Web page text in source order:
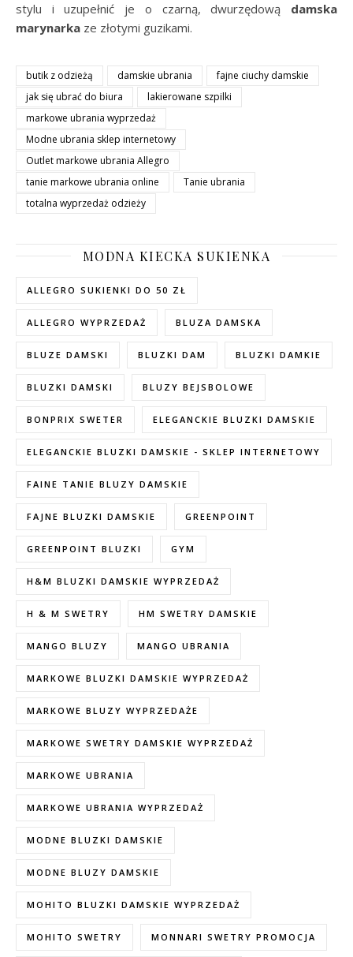
stylu i uzupełnić je o czarną, dwurzędową damska
marynarka ze złotymi guzikami.
butik z odzieżą damskie ubrania
fajne ciuchy damskie
jak się ubrać do biura
lakierowane szpilki
markowe ubrania wyprzedaż
Modne ubrania sklep internetowy
Outlet markowe ubrania Allegro
tanie markowe ubrania online
Tanie ubrania
totalna wyprzedaż odzieży
MODNA KIECKA SUKIENKA
ALLEGRO SUKIENKI DO 50 ZŁ
ALLEGRO WYPRZEDAŻ BLUZA DAMSKA
BLUZE DAMSKI BLUZKI DAM BLUZKI DAMKIE
BLUZKI DAMSKI BLUZY BEJSBOLOWE
BONPRIX SWETER ELEGANCKIE BLUZKI DAMSKIE
ELEGANCKIE BLUZKI DAMSKIE - SKLEP INTERNETOWY
FAINE TANIE BLUZY DAMSKIE
FAJNE BLUZKI DAMSKIE GREENPOINT
GREENPOINT BLUZKI GYM
H&M BLUZKI DAMSKIE WYPRZEDAŻ
H & M SWETRY HM SWETRY DAMSKIE
MANGO BLUZY MANGO UBRANIA
MARKOWE BLUZKI DAMSKIE WYPRZEDAŻ
MARKOWE BLUZY WYPRZEDAŻE
MARKOWE SWETRY DAMSKIE WYPRZEDAŻ
MARKOWE UBRANIA
MARKOWE UBRANIA WYPRZEDAŻ
MODNE BLUZKI DAMSKIE
MODNE BLUZY DAMSKIE
MOHITO BLUZKI DAMSKIE WYPRZEDAŻ
MOHITO SWETRY MONNARI SWETRY PROMOCJA